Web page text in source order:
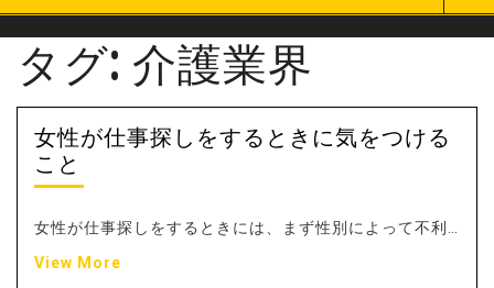
タグ: 介護業界
女性が仕事探しをするときに気をつける
こと
女性が仕事探しをするときには、まず性別によって不利…
View More